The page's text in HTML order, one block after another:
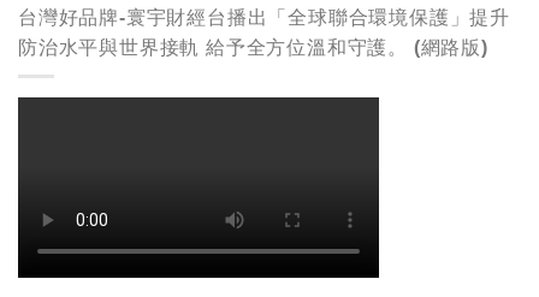
台灣好品牌-寰宇財經台播出「全球聯合環境保護」提升
防治水平與世界接軌 給予全方位溫和守護。 (網路版)